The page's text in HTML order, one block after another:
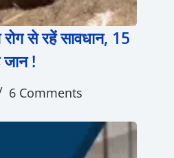
से रहें सावधान, 15
!
6 Comments